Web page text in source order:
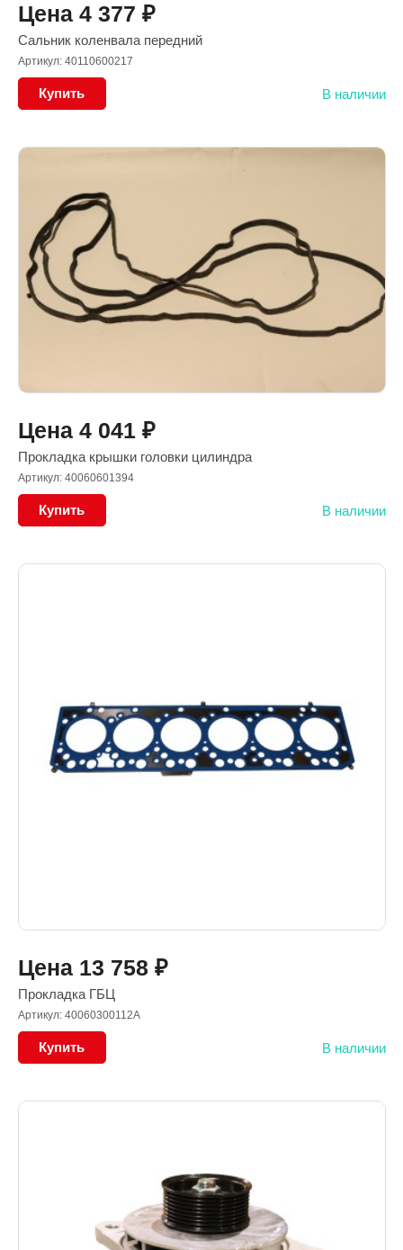
Цена 4 377 ₽
Сальник коленвала передний
Артикул: 40110600217
Купить В наличии
Цена 4 041 ₽
Прокладка крышки головки цилиндра
Артикул: 40060601394
Купить В наличии
Цена 13 758 ₽
Прокладка ГБЦ
Артикул: 40060300112A
Купить В наличии